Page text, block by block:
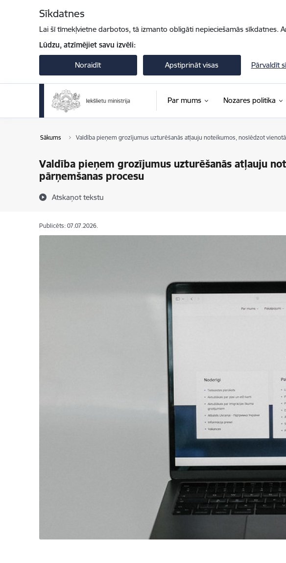
Sīkdatnes
Lai šī tīmekļvietne darbotos, tā izmanto obligāti nepieciešamās
Lūdzu, atzīmējiet savu izvēli:
Noraidīt Apstiprināt visas Pārvaldīt
Par mums Nozares politika
Sākums Valdība pieņem grozījumus uzturēšanās atļauju noteikumos, noslēdzot
Valdība pieņem grozījumus uzturēšanās atļauju
pārņemšanas procesu
Atskaņot tekstu
Publicēts: 07.07.2026.